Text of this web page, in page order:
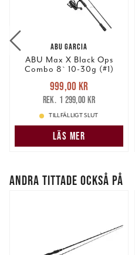
ABU GARCIA
ABU Max X Black Ops
Combo 8` 10-30g (#1)
Nuvarande pris
999,00 krTidigare pris
1 299,00 kr
999,00 kr
1 299,00 kr
TILLFÄLLIGT SLUT
LÄS MER
ANDRA TITTADE OCKSÅ PÅ